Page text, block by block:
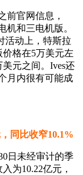
官网信息，
机和三电机版。
活动上，特斯拉
格在5万美元左
元之间。Ives还
月内很有可能成
同比收窄10.1%
日未经审计的季
为10.22亿元，